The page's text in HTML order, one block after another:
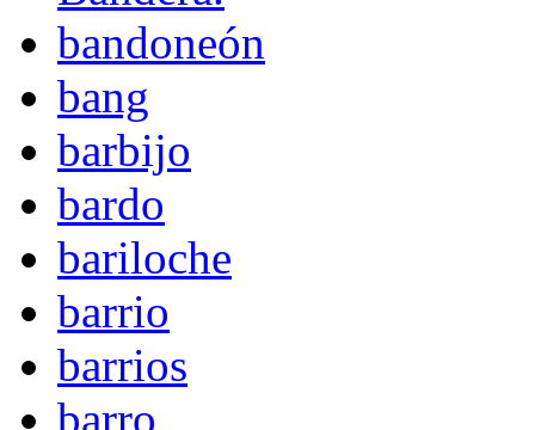
bandoneón
bang
barbijo
bardo
bariloche
barrio
barrios
barro